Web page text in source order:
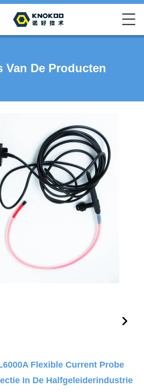
Van De Producten
Flexible Current Probe
In De Halfgeleiderindustrie